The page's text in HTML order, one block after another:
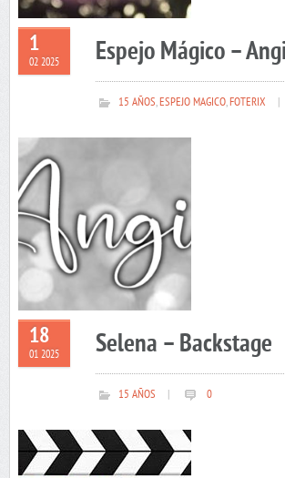
1
02 2025 Espejo Mágico –
15 AÑOS,ESPEJO MAGICO,FOTERIX
18
01 2025 Selena – Backstage
15 AÑOS 0